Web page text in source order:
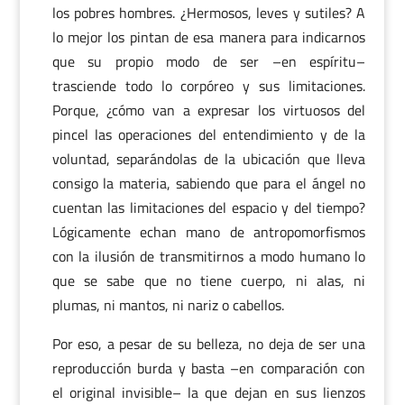
los pobres hombres. ¿Hermosos, leves y sutiles? A
lo mejor los pintan de esa manera para indicarnos
que su propio modo de ser –en espíritu–
trasciende todo lo corpóreo y sus limitaciones.
Porque, ¿cómo van a expresar los virtuosos del
pincel las operaciones del entendimiento y de la
voluntad, separándolas de la ubicación que lleva
consigo la materia, sabiendo que para el ángel no
cuentan las limitaciones del espacio y del tiempo?
Lógicamente echan mano de antropomorfismos
con la ilusión de transmitirnos a modo humano lo
que se sabe que no tiene cuerpo, ni alas, ni
plumas, ni mantos, ni nariz o cabellos.
Por eso, a pesar de su belleza, no deja de ser una
reproducción burda y basta –en comparación con
el original invisible– la que dejan en sus lienzos